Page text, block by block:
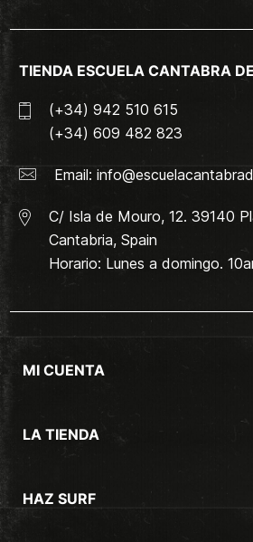
TIENDA ESCUELA CANTABRA
(+34) 942 510 615
(+34) 609 482 823
Email:
C/ Isla de Mouro, 12. 39140
Cantabria, Spain
Horario: Lunes a domingo.
MI CUENTA
LA TIENDA
HAZ SURF